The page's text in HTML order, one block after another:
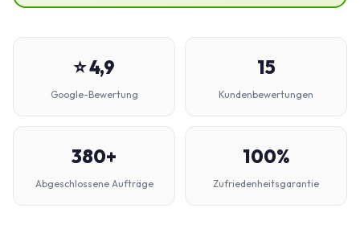
⭐ 4,9
Google-Bewertung
15
Kundenbewertungen
380+
Abgeschlossene Aufträge
100%
Zufriedenheitsgarantie